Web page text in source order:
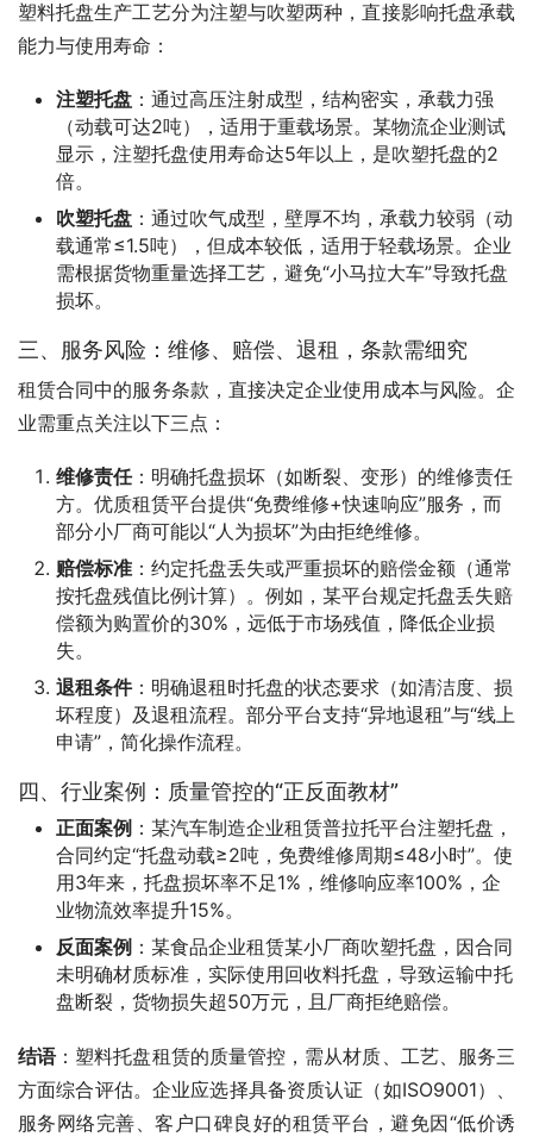
塑料托盘生产工艺分为注塑与吹塑两种，直接影响托盘承载
能力与使用寿命：
注塑托盘 ：通过高压注射成型，结构密实，承载力强
（动载可达2吨），适用于重载场景。某物流企业测试
显示，注塑托盘使用寿命达5年以上，是吹塑托盘的2
倍。
吹塑托盘 ：通过吹气成型，壁厚不均，承载力较弱（动
载通常≤1.5吨），但成本较低，适用于轻载场景。企业
需根据货物重量选择工艺，避免“小马拉大车”导致托盘
损坏。
三、服务风险：维修、赔偿、退租，条款需细究
租赁合同中的服务条款，直接决定企业使用成本与风险。企
业需重点关注以下三点：
维修责任：明确托盘损坏（如断裂、变形）的维修责任
方。优质租赁平台提供“免费维修+快速响应”服务，而
部分小厂商可能以“人为损坏”为由拒绝维修。
赔偿标准 ：约定托盘丢失或严重损坏的赔偿金额（通常
按托盘残值比例计算）。例如，某平台规定托盘丢失赔
偿额为购置价的30%，远低于市场残值，降低企业损
失。
退租条件：明确退租时托盘的状态要求（如清洁度、损
坏程度）及退租流程。部分平台支持“异地退租”与“线上
申请”，简化操作流程。
四、行业案例：质量管控的“正反面教材”
正面案例 ：某汽车制造企业租赁普拉托平台注塑托盘，
合同约定“托盘动载≥2吨，免费维修周期≤48小时”。使
用3年来，托盘损坏率不足1%，维修响应率100%，企
业物流效率提升15%。
反面案例 ：某食品企业租赁某小厂商吹塑托盘，因合同
未明确材质标准，实际使用回收料托盘，导致运输中托
盘断裂，货物损失超50万元，且厂商拒绝赔偿。
结语：塑料托盘租赁的质量管控，需从材质、工艺、服务三
方面综合评估。企业应选择具备资质认证（如ISO9001）、
服务网络完善、客户口碑良好的租赁平台，避免因“低价诱